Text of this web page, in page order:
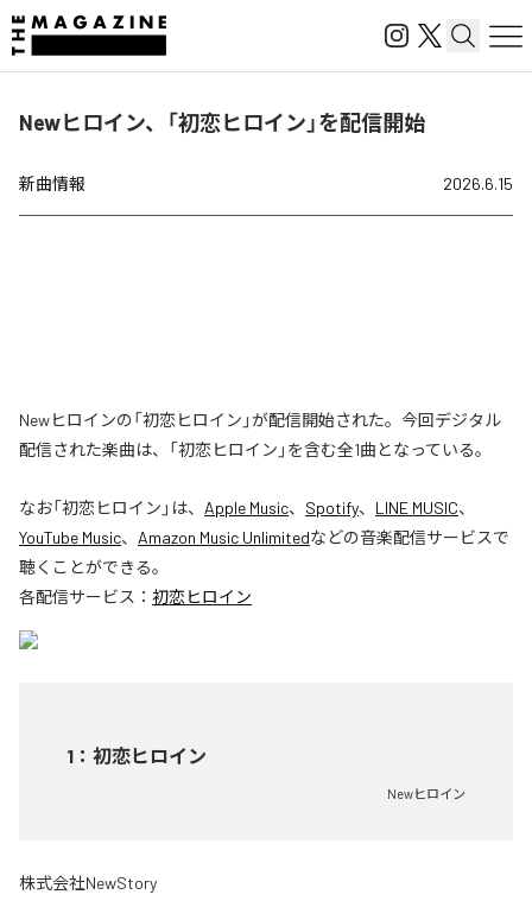
Newヒロイン、「初恋ヒロイン」を配信開始
新曲情報 2026.6.15
Newヒロインの「初恋ヒロイン」が配信開始された。今回デジタル
配信された楽曲は、「初恋ヒロイン」を含む全1曲となっている。
なお「初恋ヒロイン 」は、 Apple Music、 Spotify、 LINE MUSIC、
YouTube Music、 Amazon Music Unlimitedなどの音楽配信サービスで
聴くことができる。
各配信サービス： 初恋ヒロイン
1 ： 初恋ヒロイン
Newヒロイン
株式会社NewStory